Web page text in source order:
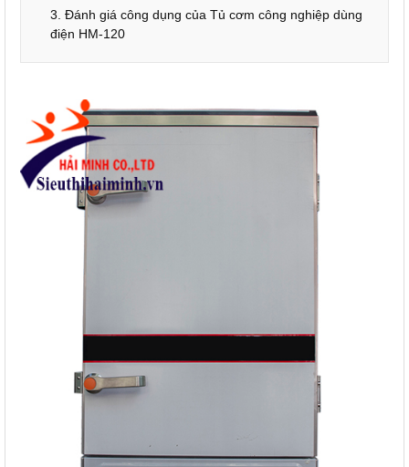
3. Đánh giá công dụng của Tủ cơm công nghiệp dùng
điện HM-120